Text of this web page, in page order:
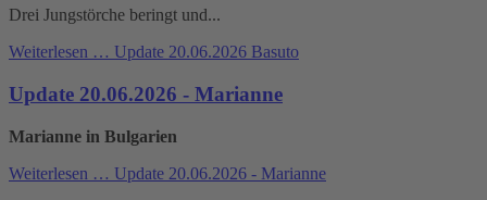
Drei Jungstörche beringt und...
Weiterlesen … Update 20.06.2026 Basuto
Update 20.06.2026 - Marianne
Marianne in Bulgarien
Weiterlesen … Update 20.06.2026 - Marianne